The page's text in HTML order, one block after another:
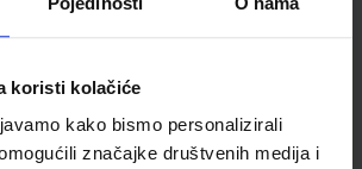
koristi kolačiće
kako bismo personalizirali
značajke društvenih medija i
torba Maped